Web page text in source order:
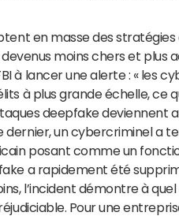
en masse des stratégies
devenus moins chers et plus
à lancer une alerte : « les
à plus grande échelle, ce
deepfake deviennent
dernier, un cybercriminel a
posant comme un
a rapidement été
l’incident démontre à
Pour une